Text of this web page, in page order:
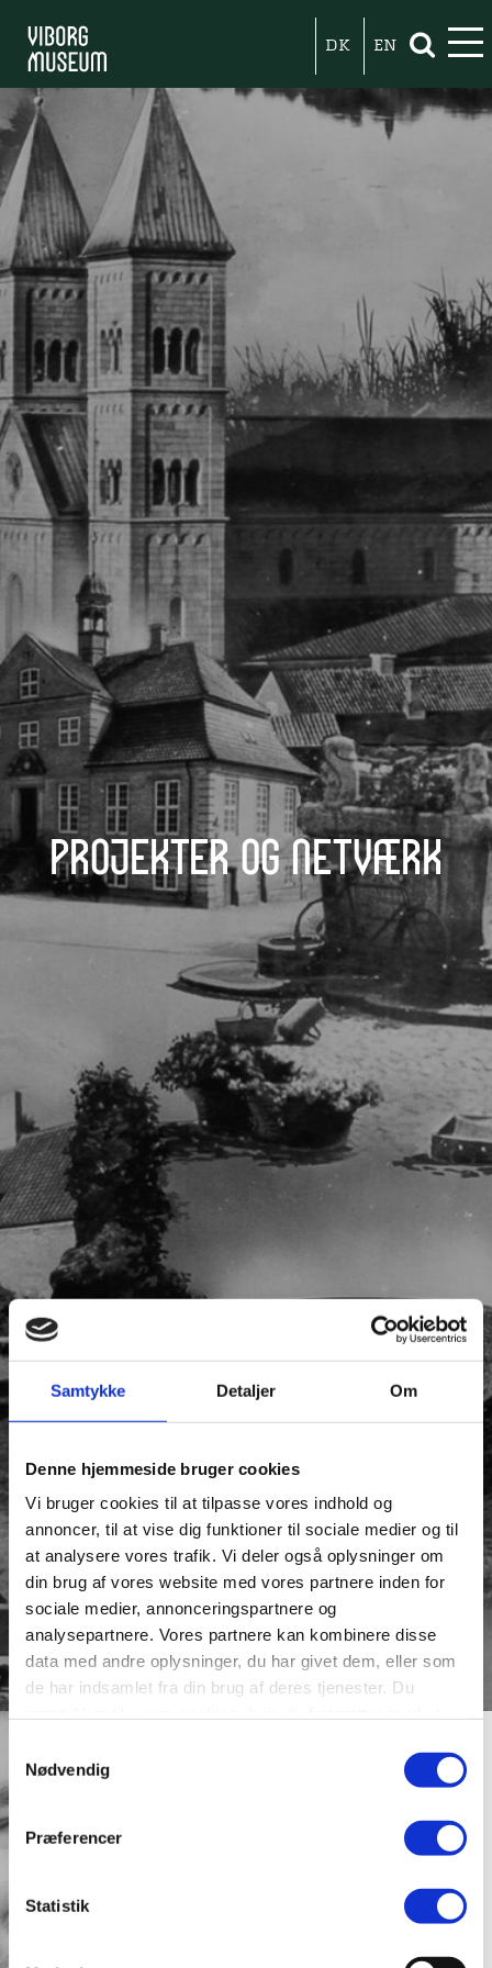
Samtykke Detaljer Om
Denne hjemmeside bruger cookies
Vi bruger cookies til at tilpasse vores indhold og
annoncer, til at vise dig funktioner til sociale medier og til
at analysere vores trafik. Vi deler også oplysninger om
din brug af vores website med vores partnere inden for
sociale medier, annonceringspartnere og
analysepartnere. Vores partnere kan kombinere disse
data med andre oplysninger, du har givet dem, eller som
de har indsamlet fra din brug af deres tjenester. Du
Nødvendig
Præferencer
Statistik
DK EN
Projekter og netværk
bronzealderens gravhøje:
Familiestruktur, kønsroller
og indvirkningen af slægten på
ældre bronzealders samfund